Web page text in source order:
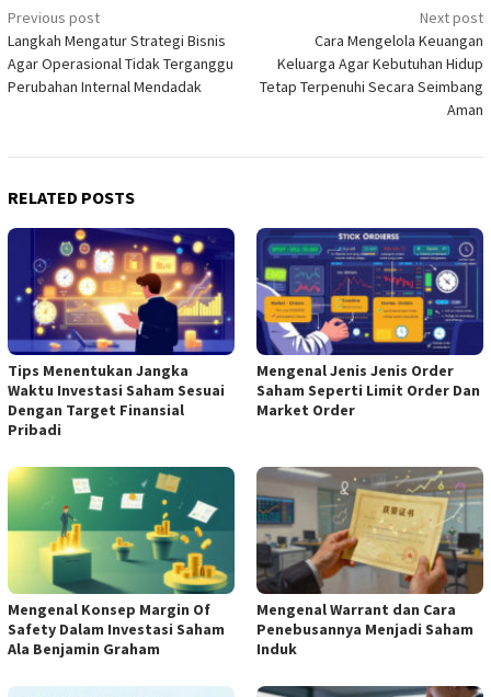
Post
navigation
Previous post
Langkah Mengatur Strategi Bisnis
Agar Operasional Tidak Terganggu
Perubahan Internal Mendadak
Next post
Cara Mengelola Keuangan
Keluarga Agar Kebutuhan Hidup
Tetap Terpenuhi Secara Seimbang
Aman
RELATED POSTS
Tips Menentukan Jangka
Waktu Investasi Saham Sesuai
Dengan Target Finansial
Pribadi
Mengenal Jenis Jenis Order
Saham Seperti Limit Order Dan
Market Order
Mengenal Konsep Margin Of
Safety Dalam Investasi Saham
Ala Benjamin Graham
Mengenal Warrant dan Cara
Penebusannya Menjadi Saham
Induk